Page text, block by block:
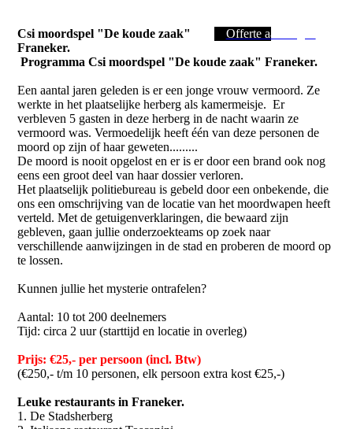
Offerte aanvragen
Csi moordspel "De koude zaak"
Franeker.
Programma Csi moordspel "De koude zaak" Franeker.
Een aantal jaren geleden is er een jonge vrouw vermoord. Ze
werkte in het plaatselijke herberg als kamermeisje. Er
verbleven 5 gasten in deze herberg in de nacht waarin ze
vermoord was. Vermoedelijk heeft één van deze personen de
moord op zijn of haar geweten.........
De moord is nooit opgelost en er is er door een brand ook nog
eens een groot deel van haar dossier verloren.
Het plaatselijk politiebureau is gebeld door een onbekende, die
ons een omschrijving van de locatie van het moordwapen heeft
verteld. Met de getuigenverklaringen, die bewaard zijn
gebleven, gaan jullie onderzoekteams op zoek naar
verschillende aanwijzingen in de stad en proberen de moord op
te lossen.
Kunnen jullie het mysterie ontrafelen?
Aantal: 10 tot 200 deelnemers
Tijd: circa 2 uur (starttijd en locatie in overleg)
Prijs: €25,- per persoon (incl. Btw)
(€250,- t/m 10 personen, elk persoon extra kost €25,-)
Leuke restaurants in Franeker.
1. De Stadsherberg